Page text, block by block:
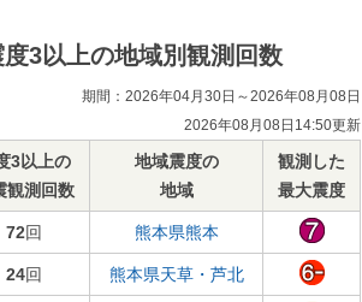
度3以上の地域別観測回数
期間：2026年04月30日～2026年08月08日
2026年08月08日14:50更新
3以上の
観測回数
地域震度の
地域
観測した
最大震度
72回 熊本県熊本
24回 熊本県天草・芦北